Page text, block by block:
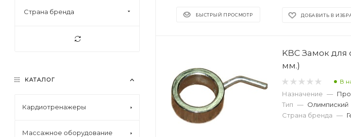
БЫСТРЫЙ ПРОСМОТР ДОБАВИТЬ В
KBC Замок
мм.)
В
Назначение —
Тип — Олимпиский
Страна бренда —
Страна бренда
КАТАЛОГ
Кардиотренажеры
Массажное оборудование